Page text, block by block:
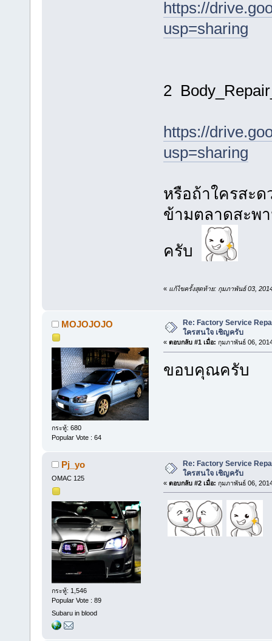
https://
usp=sharing
2
https://
usp=sharing
หรือถ้าใครสะ
ข้ามตลาดสะพ
ครับ
« แก้ไขครั้งสุดท้าย: กุมภาพันธ์ 03,
MOJOJOJO
กระทู้: 680
Popular Vote : 64
Re: Factory Service
ใครสนใจ เชิญครับ
« ตอบกลับ #1 เมื่อ: กุมภาพันธ์ 06,
ขอบคุณครับ
Pj_yo
OMAC 125
กระทู้: 1,546
Popular Vote : 89
Subaru in blood
Re: Factory Service
ใครสนใจ เชิญครับ
« ตอบกลับ #2 เมื่อ: กุมภาพันธ์ 06,